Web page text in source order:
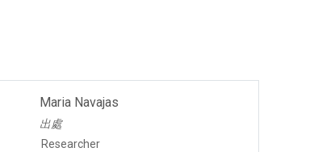
Maria Navajas
出處
Researcher